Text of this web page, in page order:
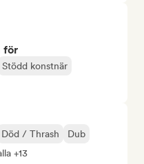
för
Stödd konstnär
Död / Thrash
Dub
+13